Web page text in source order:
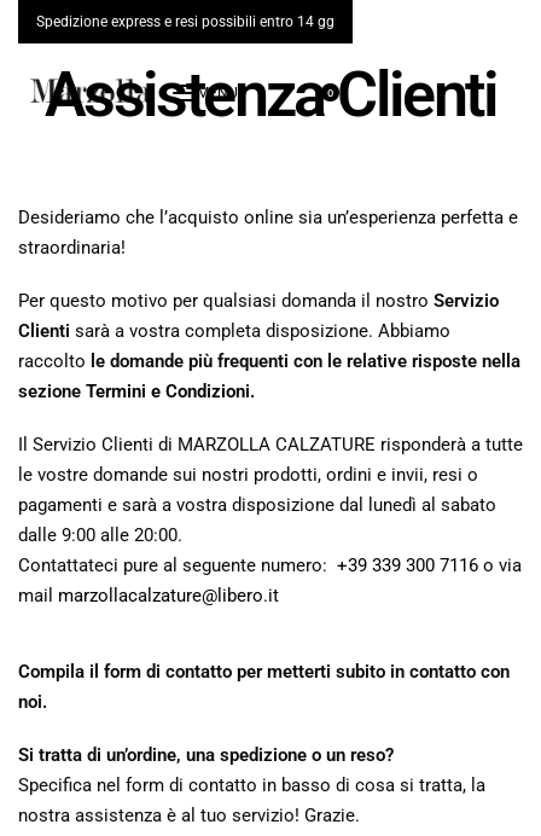
Spedizione express e resi possibili entro 14 gg
0
Assistenza Clienti
Desideriamo che l’acquisto online sia un’esperienza perfetta e
straordinaria!
Per questo motivo per qualsiasi domanda il nostro Servizio
Clienti sarà a vostra completa disposizione. Abbiamo
raccolto le domande più frequenti con le relative risposte nella
sezione Termini e Condizioni.
Il Servizio Clienti di MARZOLLA CALZATURE risponderà a tutte
le vostre domande sui nostri prodotti, ordini e invii, resi o
pagamenti e sarà a vostra disposizione dal lunedì al sabato
dalle 9:00 alle 20:00.
Contattateci pure al seguente numero: +39 339 300 7116 o via
mail marzollacalzature@libero.it
Compila il form di contatto per metterti subito in contatto con
noi.
Si tratta di un’ordine, una spedizione o un reso?
Specifica nel form di contatto in basso di cosa si tratta, la
nostra assistenza è al tuo servizio! Grazie.